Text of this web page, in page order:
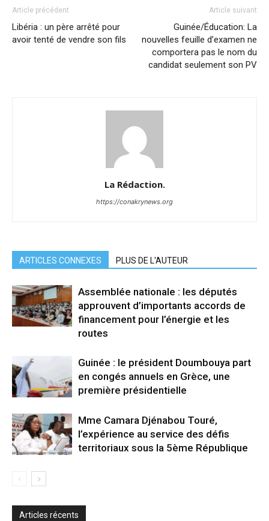
Article précédent
Libéria : un père arrêté pour
avoir tenté de vendre son fils
Article suivant
Guinée/Éducation: La
nouvelles feuille d’examen ne
comportera pas le nom du
candidat seulement son PV
La Rédaction.
https://conakrynews.org
ARTICLES CONNEXES PLUS DE L'AUTEUR
Assemblée nationale : les députés
approuvent d’importants accords de
financement pour l’énergie et les
routes
Guinée : le président Doumbouya part
en congés annuels en Grèce, une
première présidentielle
Mme Camara Djénabou Touré,
l’expérience au service des défis
territoriaux sous la 5ème République
Articles récents